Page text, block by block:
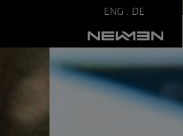
ENG . DE